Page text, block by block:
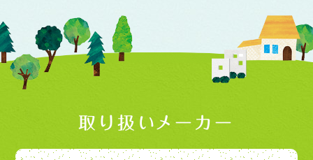
取り扱いメーカー